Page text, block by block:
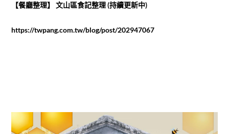
【餐廳整理】 文山區食記整理 (持續更新中)
https://twpang.com.tw/blog/post/202947067